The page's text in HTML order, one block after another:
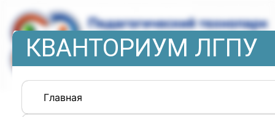
КВАНТОРИУМ ЛГПУ
Главная